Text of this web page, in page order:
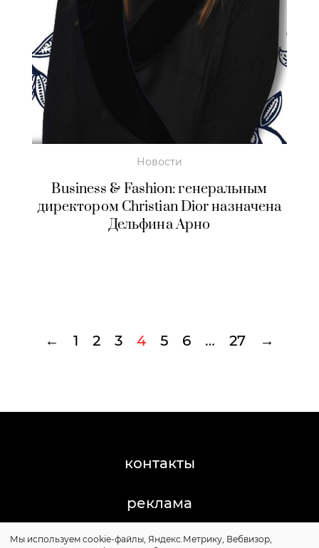
Новости
Business & Fashion: генеральным
директором Christian Dior назначена
Дельфина Арно
← 1 2 3 4 5 6 … 27 →
контакты
реклама
©2011-2026 Posta-Magazine
Мы используем cookie-файлы, Яндекс.Метрику, Вебвизор,